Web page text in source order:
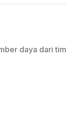
daya dari tim